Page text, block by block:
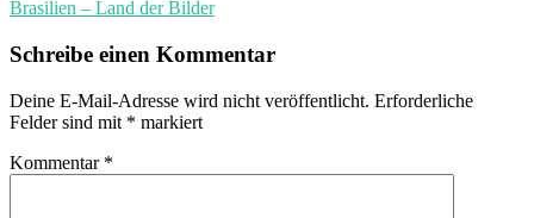
Brasilien – Land der Bilder
Schreibe einen Kommentar
Deine E-Mail-Adresse wird nicht veröffentlicht. Erforderliche
Felder sind mit * markiert
Kommentar *